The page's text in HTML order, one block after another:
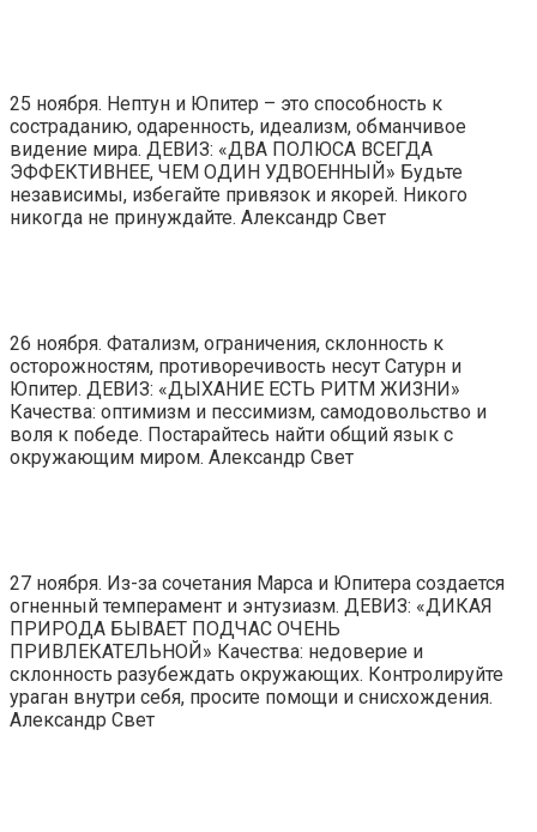
25 ноября. Нептун и Юпитер – это способность к
состраданию, одаренность, идеализм, обманчивое
видение мира. ДЕВИЗ: «ДВА ПОЛЮСА ВСЕГДА
ЭФФЕКТИВНЕЕ, ЧЕМ ОДИН УДВОЕННЫЙ» Будьте
независимы, избегайте привязок и якорей. Никого
никогда не принуждайте. Александр Свет
26 ноября. Фатализм, ограничения, склонность к
осторожностям, противоречивость несут Сатурн и
Юпитер. ДЕВИЗ: «ДЫХАНИЕ ЕСТЬ РИТМ ЖИЗНИ»
Качества: оптимизм и пессимизм, самодовольство и
воля к победе. Постарайтесь найти общий язык с
окружающим миром. Александр Свет
27 ноября. Из-за сочетания Марса и Юпитера создается
огненный темперамент и энтузиазм. ДЕВИЗ: «ДИКАЯ
ПРИРОДА БЫВАЕТ ПОДЧАС ОЧЕНЬ
ПРИВЛЕКАТЕЛЬНОЙ» Качества: недоверие и
склонность разубеждать окружающих. Контролируйте
ураган внутри себя, просите помощи и снисхождения.
Александр Свет